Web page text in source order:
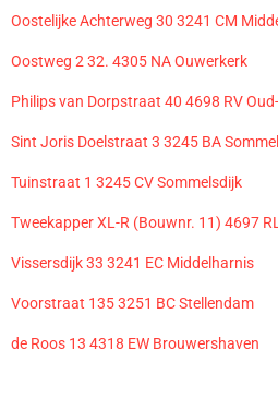
Oostelijke Achterweg 30 3241 CM
Oostweg 2 32. 4305 NA Ouwerkerk
Philips van Dorpstraat 40 4698 RV
Sint Joris Doelstraat 3 3245 BA
Tuinstraat 1 3245 CV Sommelsdijk
Tweekapper XL-R (Bouwnr. 11) 4697
Vissersdijk 33 3241 EC Middelharnis
Voorstraat 135 3251 BC Stellendam
de Roos 13 4318 EW Brouwershaven